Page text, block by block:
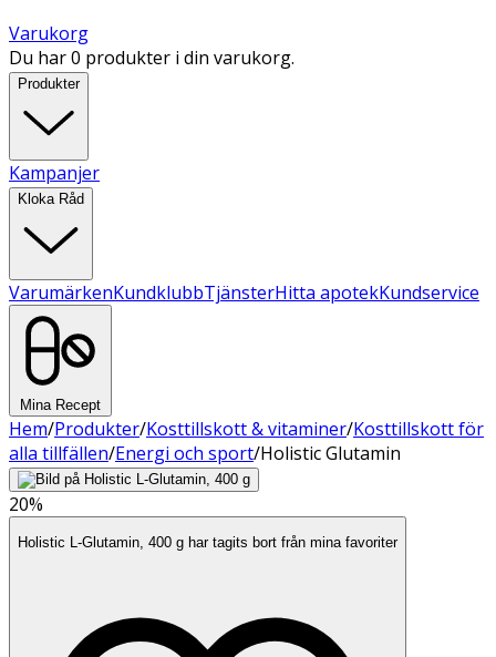
Varukorg
Du har 0 produkter i din varukorg.
Produkter
Kampanjer
Kloka Råd
VarumärkenKundklubbTjänsterHitta apotekKundservice
Mina Recept
Hem/Produkter/Kosttillskott & vitaminer/Kosttillskott för
alla tillfällen/Energi och sport/Holistic Glutamin
20%
Holistic L-Glutamin, 400 g har tagits bort från mina favoriter